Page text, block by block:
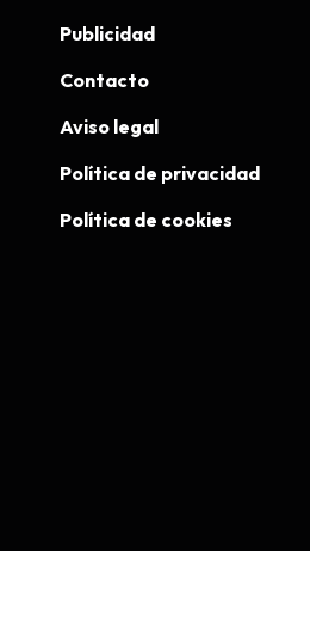
Publicidad
Contacto
Aviso legal
Política de privacidad
Política de cookies